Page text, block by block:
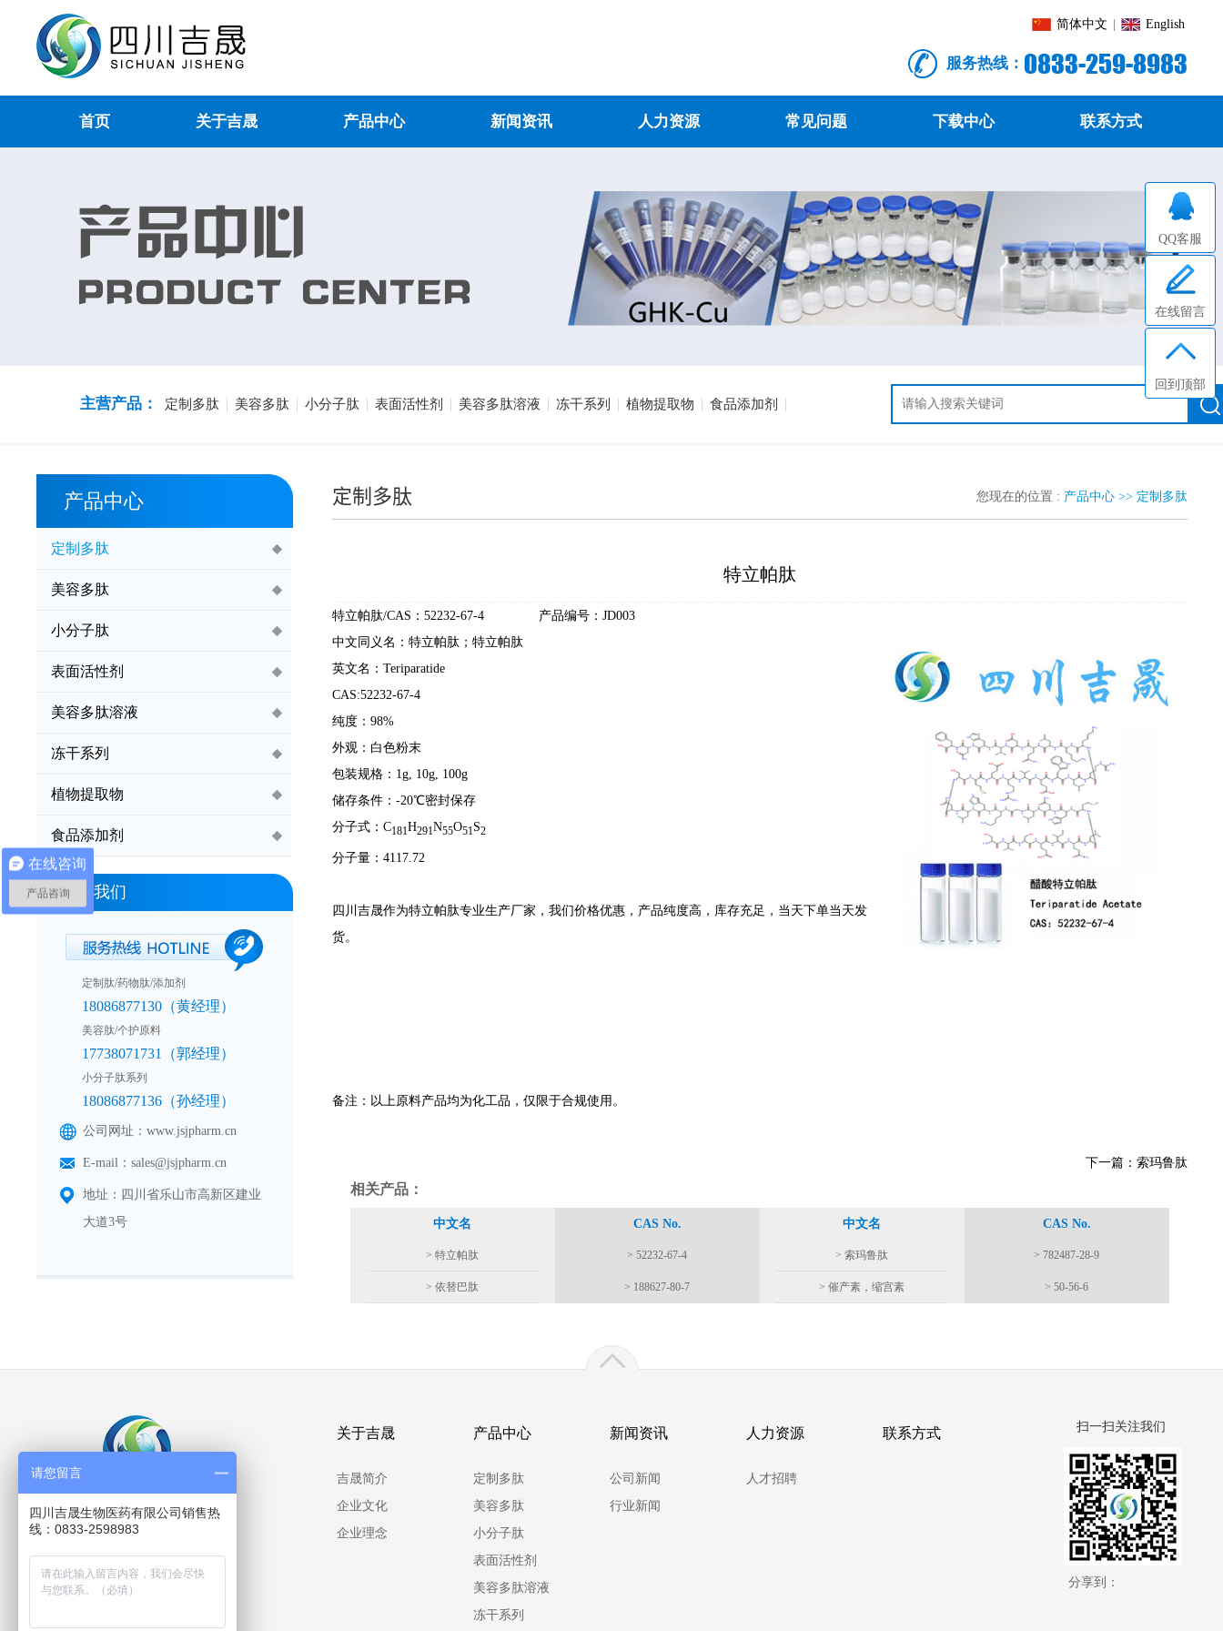
简体中文 English
服务热线： 0833-259-8983
首页 关于吉晟 产品中心 新闻资讯 人力资源 常见问题 下载中心 联系方式
主营产品： 定制多肽 美容多肽 小分子肽 表面活性剂 美容多肽溶液 冻干系列 植物提取物 食品添加剂
产品中心
定制多肽
美容多肽
小分子肽
表面活性剂
美容多肽溶液
冻干系列
植物提取物
食品添加剂
联系我们
定制肽/药物肽/添加剂
18086877130（黄经理）
美容肽/个护原料
17738071731（郭经理）
小分子肽系列
18086877136（孙经理）
公司网址：www.jsjpharm.cn
E-mail：sales@jsjpharm.cn
地址：四川省乐山市高新区建业
大道3号
定制多肽 您现在的位置 : 产品中心 >> 定制多肽
特立帕肽
特立帕肽/CAS：52232-67-4 产品编号：JD003
中文同义名：特立帕肽；特立帕肽
英文名：Teriparatide
CAS:52232-67-4
纯度：98%
外观：白色粉末
包装规格：1g, 10g, 100g
储存条件：-20℃密封保存
分子式：C181H291N55O51S2
分子量：4117.72
四川吉晟作为特立帕肽专业生产厂家，我们价格优惠，产品纯度高，库存充足，当天下单当天发
货。
备注：以上原料产品均为化工品，仅限于合规使用。
下一篇： 索玛鲁肽
相关产品：
中文名 CAS No. 中文名 CAS No.
> 特立帕肽 > 52232-67-4 > 索玛鲁肽 > 782487-28-9
> 依替巴肽 > 188627-80-7 > 催产素，缩宫素 > 50-56-6
关于吉晟
吉晟简介
企业文化
企业理念
产品中心
定制多肽
美容多肽
小分子肽
表面活性剂
美容多肽溶液
冻干系列
新闻资讯
公司新闻
行业新闻
人力资源
人才招聘
联系方式 扫一扫关注我们
分享到：
QQ客服
在线留言
回到顶部
在线咨询
产品咨询
请您留言
四川吉晟生物医药有限公司销售热
线：0833-2598983